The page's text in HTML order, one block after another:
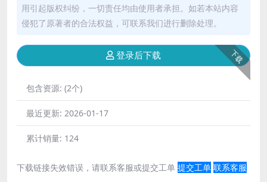
用引起版权纠纷，一切责任均由使用者承担。如若本站内容
侵犯了原著者的合法权益，可联系我们进行删除处理。
下载
登录后下载
包含资源: (2个)
最近更新: 2026-01-17
累计销量: 124
下载链接失效错误，请联系客服或提交工单 提交工单 联系客服